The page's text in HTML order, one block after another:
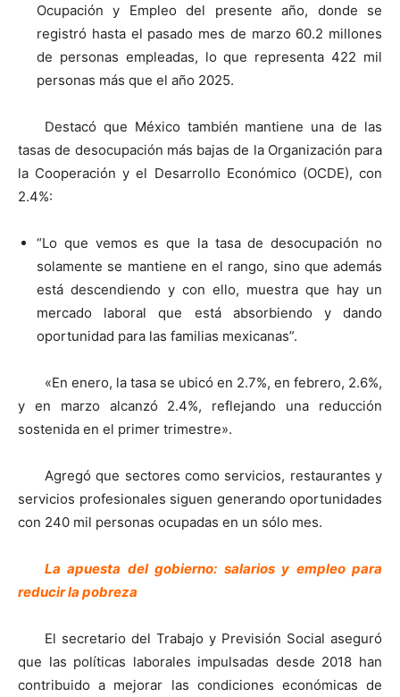
Ocupación y Empleo del presente año, donde se
registró hasta el pasado mes de marzo 60.2 millones
de personas empleadas, lo que representa 422 mil
personas más que el año 2025.
Destacó que México también mantiene una de las
tasas de desocupación más bajas de la Organización para
la Cooperación y el Desarrollo Económico (OCDE), con
2.4%:
“Lo que vemos es que la tasa de desocupación no
solamente se mantiene en el rango, sino que además
está descendiendo y con ello, muestra que hay un
mercado laboral que está absorbiendo y dando
oportunidad para las familias mexicanas”.
«En enero, la tasa se ubicó en 2.7%, en febrero, 2.6%,
y en marzo alcanzó 2.4%, reflejando una reducción
sostenida en el primer trimestre».
Agregó que sectores como servicios, restaurantes y
servicios profesionales siguen generando oportunidades
con 240 mil personas ocupadas en un sólo mes.
La apuesta del gobierno: salarios y empleo para
reducir la pobreza
El secretario del Trabajo y Previsión Social aseguró
que las políticas laborales impulsadas desde 2018 han
contribuido a mejorar las condiciones económicas de